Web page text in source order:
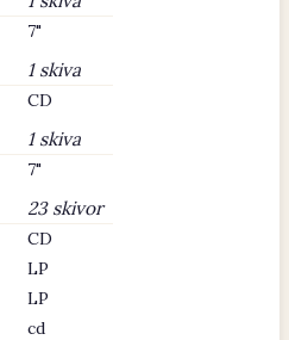
7"
1 skiva
CD
1 skiva
7"
23 skivor
CD
LP
LP
cd